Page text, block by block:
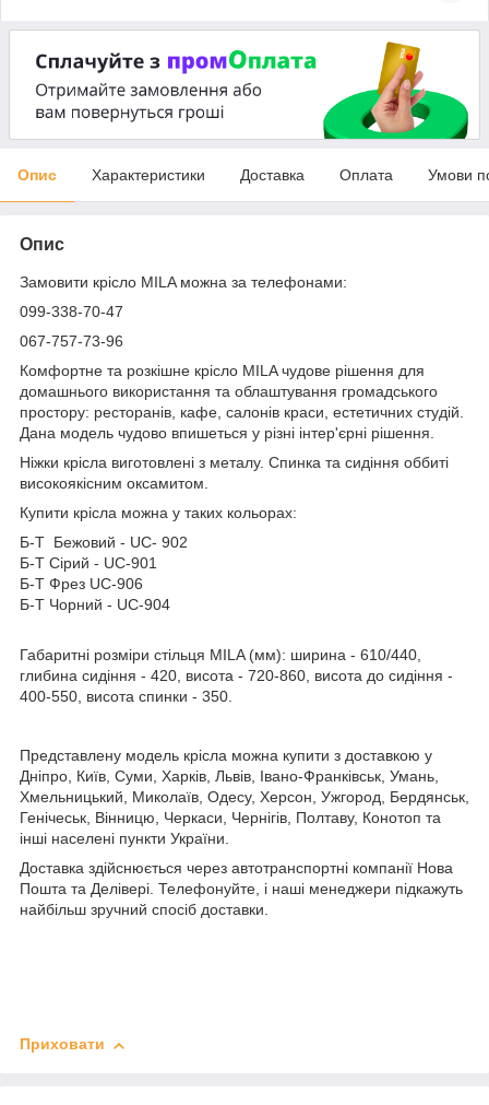
Опис Характеристики Доставка Оплата Умови
Опис
Замовити крісло MILA можна за телефонами:
099-338-70-47
067-757-73-96
Комфортне та розкішне крісло MILA чудове рішення для
домашнього використання та облаштування громадського
простору: ресторанів, кафе, салонів краси, естетичних студій.
Дана модель чудово впишеться у різні інтер'єрні рішення.
Ніжки крісла виготовлені з металу. Спинка та сидіння оббиті
високоякісним оксамитом.
Купити крісла можна у таких кольорах:
Б-Т Бежовий - UC- 902
Б-Т Сірий - UC-901
Б-Т Фрез UC-906
Б-Т Чорний - UC-904
Габаритні розміри стільця MILA (мм): ширина - 610/440,
глибина сидіння - 420, висота - 720-860, висота до сидіння -
400-550, висота спинки - 350.
Представлену модель крісла можна купити з доставкою у
Дніпро, Київ, Суми, Харків, Львів, Івано-Франківськ, Умань,
Хмельницький, Миколаїв, Одесу, Херсон, Ужгород, Бердянськ,
Генічеськ, Вінницю, Черкаси, Чернігів, Полтаву, Конотоп та
інші населені пункти України.
Доставка здійснюється через автотранспортні компанії Нова
Пошта та Делівері. Телефонуйте, і наші менеджери підкажуть
найбільш зручний спосіб доставки.
Приховати